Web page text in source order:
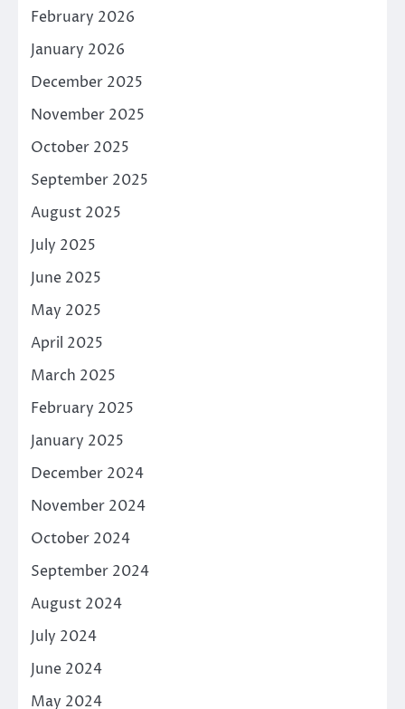
February 2026
January 2026
December 2025
November 2025
October 2025
September 2025
August 2025
July 2025
June 2025
May 2025
April 2025
March 2025
February 2025
January 2025
December 2024
November 2024
October 2024
September 2024
August 2024
July 2024
June 2024
May 2024